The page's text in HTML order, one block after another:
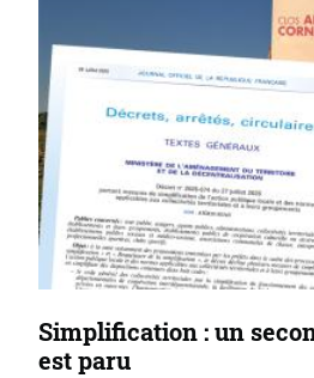
Simplification : un
est paru